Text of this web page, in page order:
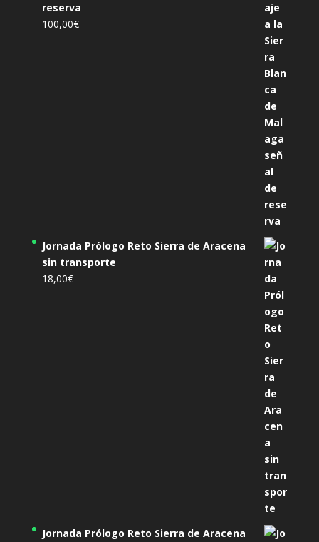
reserva
100,00€
Jornada Prólogo Reto Sierra de Aracena
sin transporte
18,00€
Jornada Prólogo Reto Sierra de Aracena